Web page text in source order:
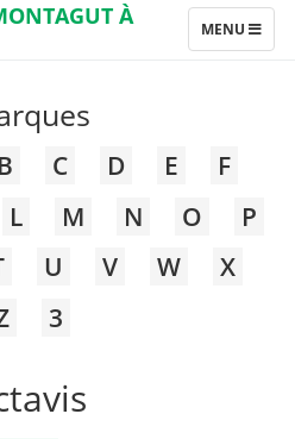
À
TOGGLE
NAVIGATION
MENU
B C D E
F
L M N O
P
U V W
X
3